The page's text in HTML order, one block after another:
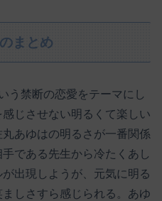
まとめ
う禁断の恋愛をテーマにし
じさせない明るくて楽しい
あゆはの明るさが一番関係
である先生から冷たくあし
出現しようが、元気に明る
しさすら感じられる。あゆ